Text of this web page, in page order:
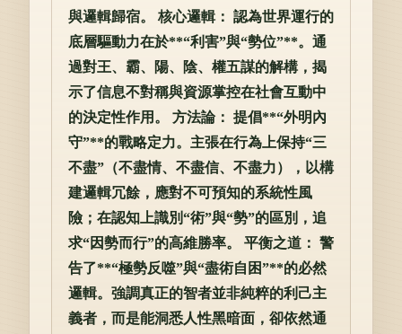
與邏輯歸宿。 核心邏輯： 認為世界運行的
底層驅動力在於**“利害”與“勢位”**。通
過對王、霸、陽、陰、權五謀的解構，揭
示了信息不對稱與資源掌控在社會互動中
的決定性作用。 方法論： 提倡**“外明內
守”**的戰略定力。主張在行為上保持“三
不盡”（不盡情、不盡信、不盡力），以構
建邏輯冗餘，應對不可預知的系統性風
險；在認知上識別“術”與“勢”的區別，追
求“因勢而行”的高維勝率。 平衡之道： 警
告了**“極勢反噬”與“盡術自困”**的必然
邏輯。強調真正的智者並非純粹的利己主
義者，而是能洞悉人性黑暗面，卻依然通